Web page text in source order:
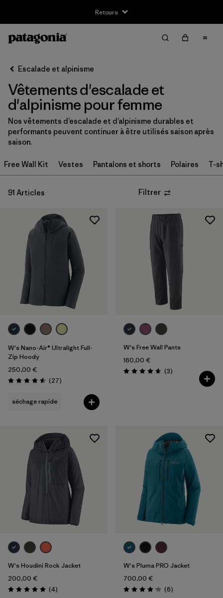
Retours
Filtrer par
Taille
XXS (8)
XS (64)
S (70)
S/M (2)
(2)
XL
Tout afficher (10)
Filtrer par
Genre
Filtrer par
Coupe
Filtrer par
Couleur
Filtrer par
Volume
Filtrer par
Temps
Filtrer par
Activité
Filtrer par
Caractéristiques
Escalade et alpinisme
Vêtements d'escalade et
d'alpinisme pour femme
Nos vêtements d’escalade et d’alpinisme durables et
performants peuvent continuer à être utilisés saison après
saison.
Free Wall Kit Vestes Pantalons et shorts Polaires T-
91 Articles Filtrer
W's Nano-Air® Ultralight Full-
Zip Hoody
250,00 €
Évaluation: 4.6 / 5
(27Avis
)
séchage rapide
W's Free Wall Pants
160,00 €
Évaluation: 4.7 / 5
(3Avis
)
W's Houdini Rock Jacket
200,00 €
Évaluation: 5.0 / 5
(4Avis
)
W's Pluma PRO Jacket
700,00 €
Évaluation: 4.2 / 5
(6Avis
)